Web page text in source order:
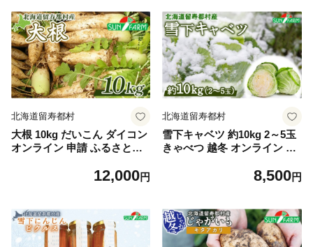
ひざ掛け ショール 腹巻き ル
スツ 留寿都 ふるさと納税 北
海道【11004】
【24008】
北海道留寿都村
大根 10kg だいこん ダイコン
オンライン 申請 ふるさと納
産地直送 新鮮 採れたて 大根
村【24009】
12,000円
北海道留寿都村
雪下キャベツ 約10kg 2～5玉
きゃべつ 越冬 オンライン 申
都 野菜 旬野菜 季節野菜 甘い
炒め 汁物 カレー 約10キロ 留
寿都村【24010】
8,500円